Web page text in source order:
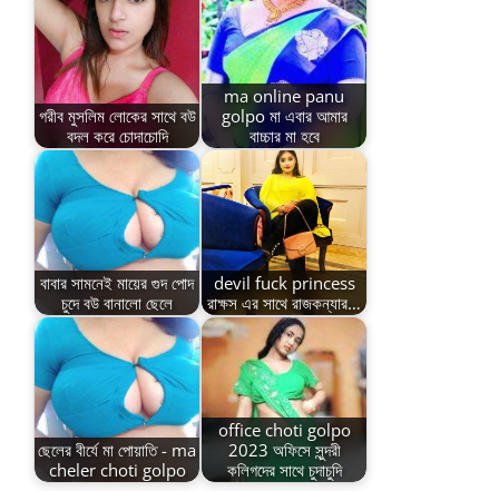
গরীব মুসলিম লোকের সাথে বউ
বদল করে চোদাচোদি
ma online panu
golpo মা এবার আমার
বাচ্চার মা হবে
বাবার সামনেই মায়ের গুদ পোদ
চুদে বউ বানালো ছেলে
devil fuck princess
রাক্ষস এর সাথে রাজকন্যার…
ছেলের বীর্যে মা পোয়াতি - ma
cheler choti golpo
office choti golpo
2023 অফিসে সুন্দরী
কলিগদের সাথে চুদাচুদি